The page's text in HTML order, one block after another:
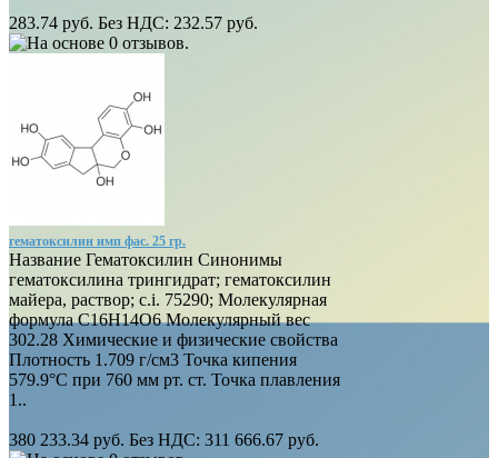
283.74 руб. Без НДС: 232.57 руб.
гематоксилин имп фас. 25 гр.
Название Гематоксилин Синонимы
гематоксилина трингидрат; гематоксилин
майера, раствор; c.i. 75290; Молекулярная
формула C16H14O6 Молекулярный вес
302.28 Химические и физические свойства
Плотность 1.709 г/см3 Точка кипения
579.9°C при 760 мм рт. ст. Точка плавления
1..
380 233.34 руб. Без НДС: 311 666.67 руб.